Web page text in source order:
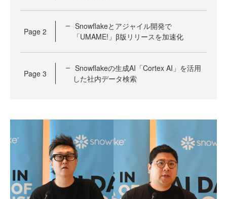
Page 2
Snowflakeとアジャイル開発で
「UMAME!」β版リリースを加速化
Page 3
Snowflakeの生成AI「Cortex AI」を活用
した社内データ検索